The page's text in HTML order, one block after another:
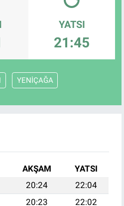
YATSI
21:45
YENİÇAĞA
AKŞAM
YATSI
20:24
22:04
20:23
22:02